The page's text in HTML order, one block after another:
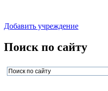
Добавить учреждение
Поиск по сайту